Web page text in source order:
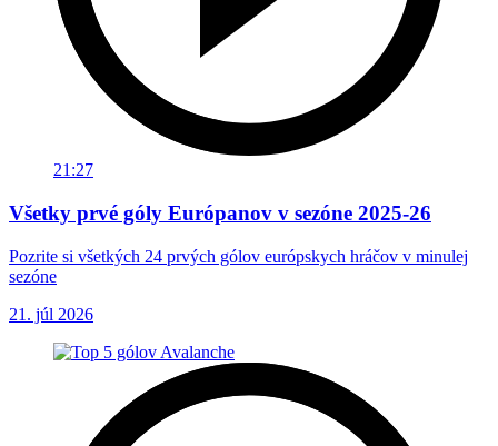
21:27
Všetky prvé góly Európanov v sezóne 2025-26
Pozrite si všetkých 24 prvých gólov európskych hráčov v minulej
sezóne
21. júl 2026